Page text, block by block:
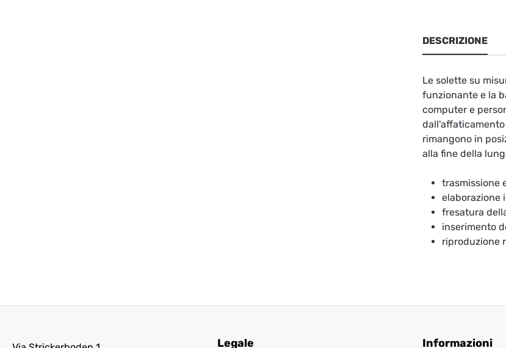
DESCRIZIONE
Le solette su
funzionante e la
computer e
rimangono in
alla fine della
trasmissione
elaborazione
fresatura
inserimento
riproduzione
Legale Informazioni